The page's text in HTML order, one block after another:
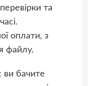
та
оплати, з
файлу.
ви бачите